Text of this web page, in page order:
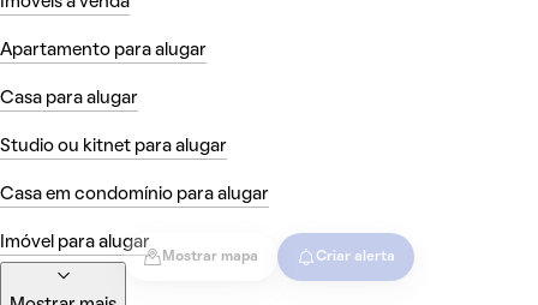
Mostrar mapa Criar alerta
Apartamento para alugar
Casa para alugar
Studio ou kitnet para alugar
Casa em condomínio para alugar
Imóvel para alugar